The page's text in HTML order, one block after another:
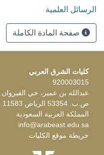
الرسائل العلمية
صفحة المادة الكاملة
كليات الشرق العربي
920003015
عبدالله بن عمير، حي القيروان 13544-6394
ص.ب. 53354 الرياض 11583
المملكة العربية السعودية
info@arabeast.edu.sa
خريطة موقع الكليات